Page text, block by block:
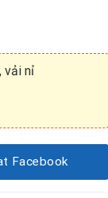
vải nỉ
Facebook